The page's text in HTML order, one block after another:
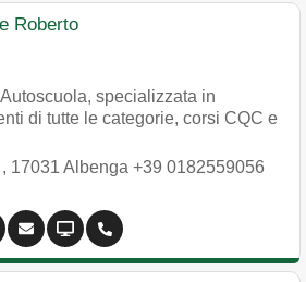
Roberto
specializzata in
di tutte le categorie, corsi CQC e
, 17031 Albenga +39 0182559056